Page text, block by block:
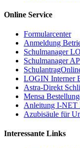
Online Service
Formularcenter
Anmeldung
Schulmanager
Schulmanager
LOGIN Interner
Astra-Direkt
Mensa
Anleitung I-NET
Azubisäule für
Interessante Links